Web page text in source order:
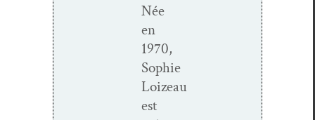
Née
en
1970,
Sophie
Loizeau
est